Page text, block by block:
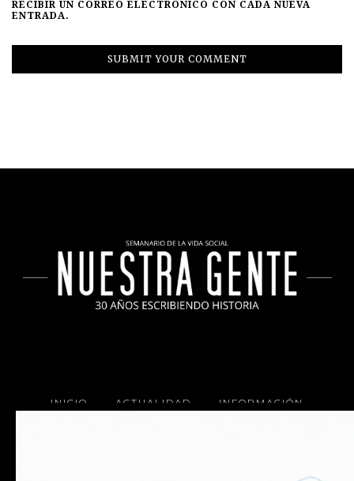
RECIBIR UN CORREO ELECTRÓNICO CON CADA NUEVA
ENTRADA.
INICIO ACTUALIDAD INFORMACIÓN